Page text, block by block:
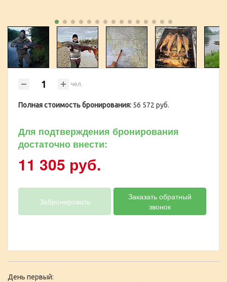
чел.
Полная стоимость бронирования: 56 572 руб.
Для подтверждения бронирования
достаточно внести:
11 305 руб.
Забронировать
Заказать обратный
звонок
День первый: